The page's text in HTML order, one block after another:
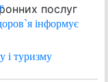
інформує
і туризму
послуг